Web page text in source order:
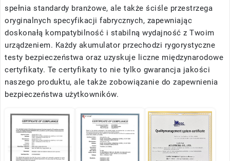
spełnia standardy branżowe, ale także ściśle przestrzega
oryginalnych specyfikacji fabrycznych, zapewniając
doskonałą kompatybilność i stabilną wydajność z Twoim
urządzeniem. Każdy akumulator przechodzi rygorystyczne
testy bezpieczeństwa oraz uzyskuje liczne międzynarodowe
certyfikaty. Te certyfikaty to nie tylko gwarancja jakości
naszego produktu, ale także zobowiązanie do zapewnienia
bezpieczeństwa użytkowników.